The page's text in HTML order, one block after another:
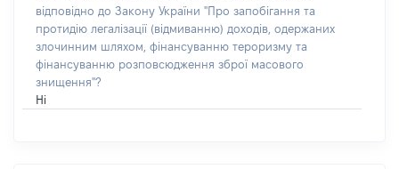
відповідно до Закону України "Про запобігання та
протидію легалізації (відмиванню) доходів, одержаних
злочинним шляхом, фінансуванню тероризму та
фінансуванню розповсюдження зброї масового
знищення"?
Ні